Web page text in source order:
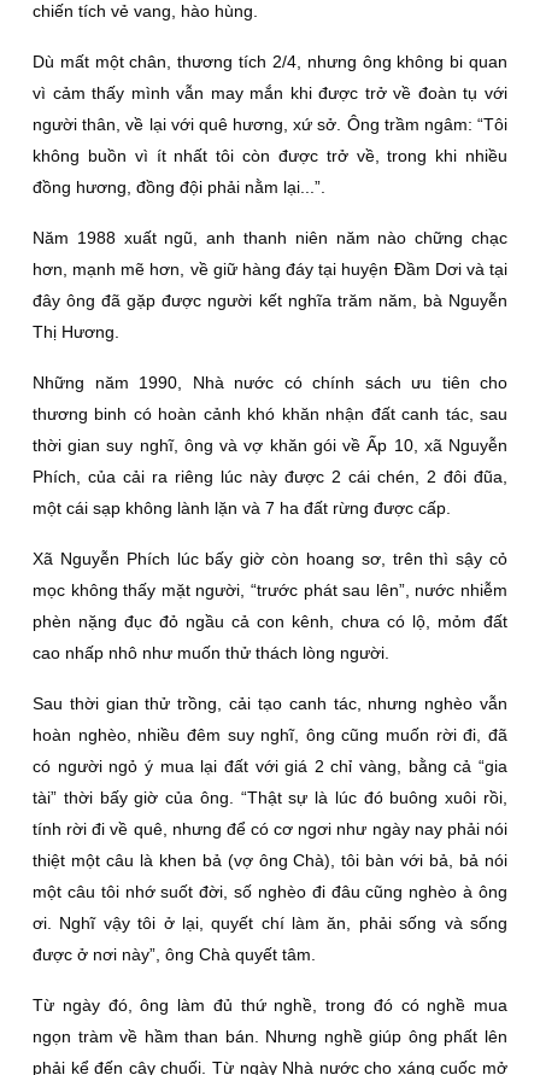
chiến tích vẻ vang, hào hùng.
Dù mất một chân, thương tích 2/4, nhưng ông không bi quan
vì cảm thấy mình vẫn may mắn khi được trở về đoàn tụ với
người thân, về lại với quê hương, xứ sở. Ông trầm ngâm: “Tôi
không buồn vì ít nhất tôi còn được trở về, trong khi nhiều
đồng hương, đồng đội phải nằm lại...”.
Năm 1988 xuất ngũ, anh thanh niên năm nào chững chạc
hơn, mạnh mẽ hơn, về giữ hàng đáy tại huyện Ðầm Dơi và tại
đây ông đã gặp được người kết nghĩa trăm năm, bà Nguyễn
Thị Hương.
Những năm 1990, Nhà nước có chính sách ưu tiên cho
thương binh có hoàn cảnh khó khăn nhận đất canh tác, sau
thời gian suy nghĩ, ông và vợ khăn gói về Ấp 10, xã Nguyễn
Phích, của cải ra riêng lúc này được 2 cái chén, 2 đôi đũa,
một cái sạp không lành lặn và 7 ha đất rừng được cấp.
Xã Nguyễn Phích lúc bấy giờ còn hoang sơ, trên thì sậy cỏ
mọc không thấy mặt người, “trước phát sau lên”, nước nhiễm
phèn nặng đục đỏ ngầu cả con kênh, chưa có lộ, mỏm đất
cao nhấp nhô như muốn thử thách lòng người.
Sau thời gian thử trồng, cải tạo canh tác, nhưng nghèo vẫn
hoàn nghèo, nhiều đêm suy nghĩ, ông cũng muốn rời đi, đã
có người ngỏ ý mua lại đất với giá 2 chỉ vàng, bằng cả “gia
tài” thời bấy giờ của ông. “Thật sự là lúc đó buông xuôi rồi,
tính rời đi về quê, nhưng để có cơ ngơi như ngày nay phải nói
thiệt một câu là khen bả (vợ ông Chà), tôi bàn với bả, bả nói
một câu tôi nhớ suốt đời, số nghèo đi đâu cũng nghèo à ông
ơi. Nghĩ vậy tôi ở lại, quyết chí làm ăn, phải sống và sống
được ở nơi này”, ông Chà quyết tâm.
Từ ngày đó, ông làm đủ thứ nghề, trong đó có nghề mua
ngọn tràm về hầm than bán. Nhưng nghề giúp ông phất lên
phải kể đến cây chuối. Từ ngày Nhà nước cho xáng cuốc mở